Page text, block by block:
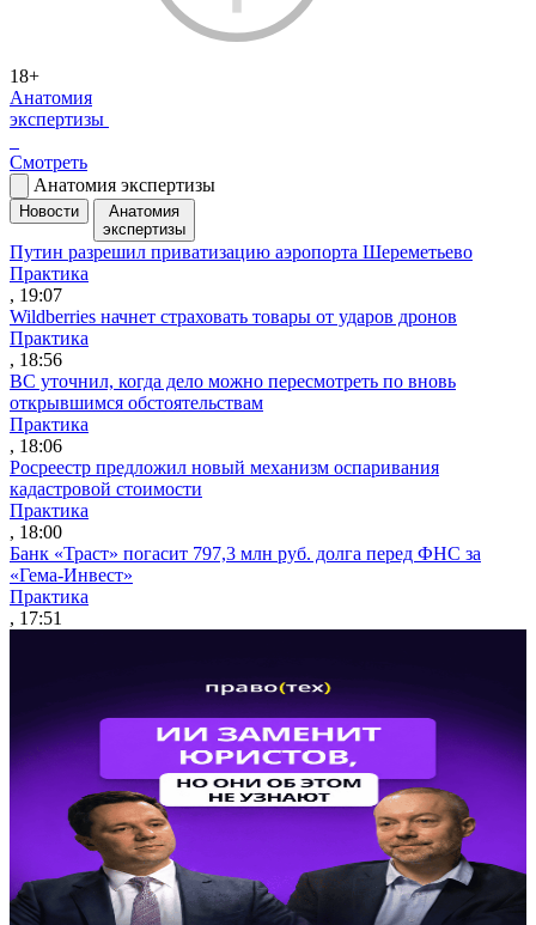
18+
Анатомия
экспертизы
Смотреть
Анатомия экспертизы
Новости
Анатомия
экспертизы
Путин разрешил приватизацию аэропорта Шереметьево
Практика
, 19:07
Wildberries начнет страховать товары от ударов дронов
Практика
, 18:56
ВС уточнил, когда дело можно пересмотреть по вновь
открывшимся обстоятельствам
Практика
, 18:06
Росреестр предложил новый механизм оспаривания
кадастровой стоимости
Практика
, 18:00
Банк «Траст» погасит 797,3 млн руб. долга перед ФНС за
«Гема-Инвест»
Практика
, 17:51